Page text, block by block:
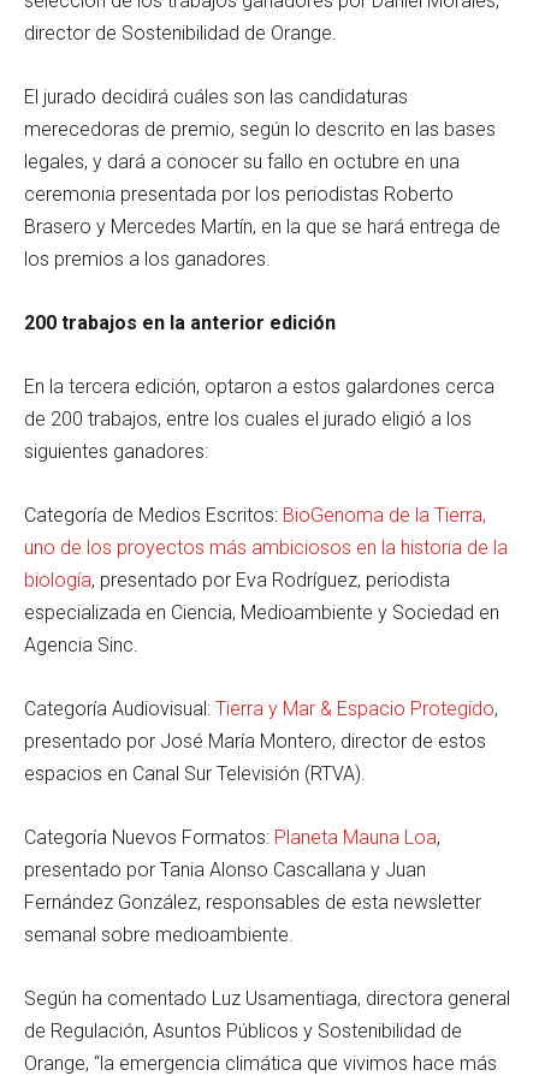
director de Sostenibilidad de Orange.
El jurado decidirá cuáles son las candidaturas
merecedoras de premio, según lo descrito en las bases
legales, y dará a conocer su fallo en octubre en una
ceremonia presentada por los periodistas Roberto
Brasero y Mercedes Martín, en la que se hará entrega de
los premios a los ganadores.
200 trabajos en la anterior edición
En la tercera edición, optaron a estos galardones cerca
de 200 trabajos, entre los cuales el jurado eligió a los
siguientes ganadores:
Categoría de Medios Escritos: BioGenoma de la Tierra,
uno de los proyectos más ambiciosos en la historia de la
biología, presentado por Eva Rodríguez, periodista
especializada en Ciencia, Medioambiente y Sociedad en
Agencia Sinc.
Categoría Audiovisual: Tierra y Mar & Espacio Protegido,
presentado por José María Montero, director de estos
espacios en Canal Sur Televisión (RTVA).
Categoría Nuevos Formatos: Planeta Mauna Loa,
presentado por Tania Alonso Cascallana y Juan
Fernández González, responsables de esta newsletter
semanal sobre medioambiente.
Según ha comentado Luz Usamentiaga, directora general
de Regulación, Asuntos Públicos y Sostenibilidad de
Orange, “la emergencia climática que vivimos hace más